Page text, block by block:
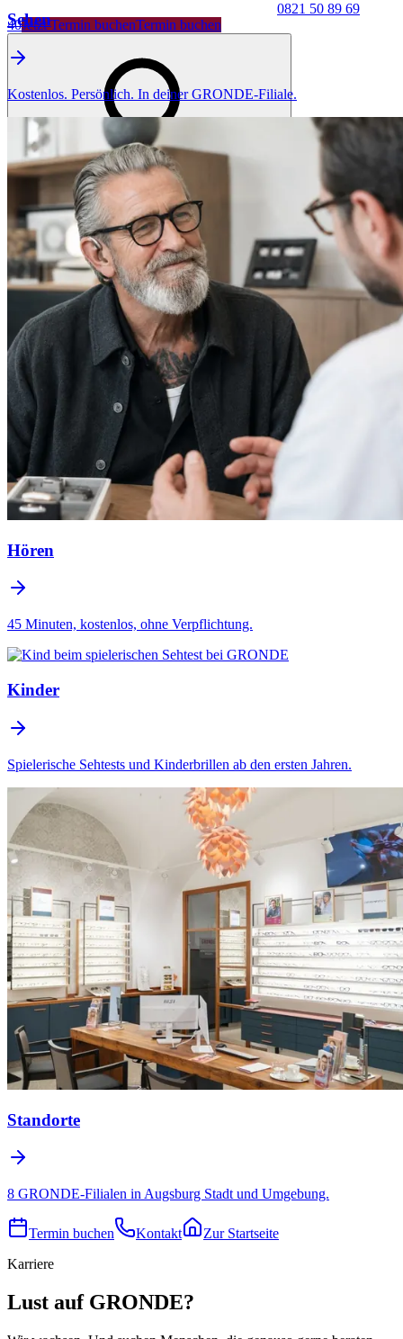
0821 50 89 69
40Jetzt Termin buchenTermin buchen
Sehen
Kostenlos. Persönlich. In deiner GRONDE-Filiale.
Hören
45 Minuten, kostenlos, ohne Verpflichtung.
Kinder
Spielerische Sehtests und Kinderbrillen ab den ersten Jahren.
Standorte
8 GRONDE-Filialen in Augsburg Stadt und Umgebung.
Termin buchen Kontakt
Zur Startseite
Karriere
Lust auf GRONDE?